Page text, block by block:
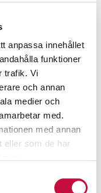
anpassa innehållet
funktioner
trafik. Vi
och annan
medier och
med.
med annan
eller som de har